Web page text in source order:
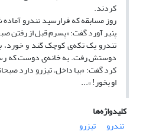
کردند.
روز مسابقه که فرارسید تندرو
پنیر آورد گفت: «پسرم قبل از رفتن
تندرو یک تکه‌ی کوچک کَند و خورد،
دوستش رفت. به خانه‌ی دوست که
کرد گفت: «بیا داخل، تیزرو دارد
او بخور! »...
کلیدواژه‌ها
تندرو
تیزرو